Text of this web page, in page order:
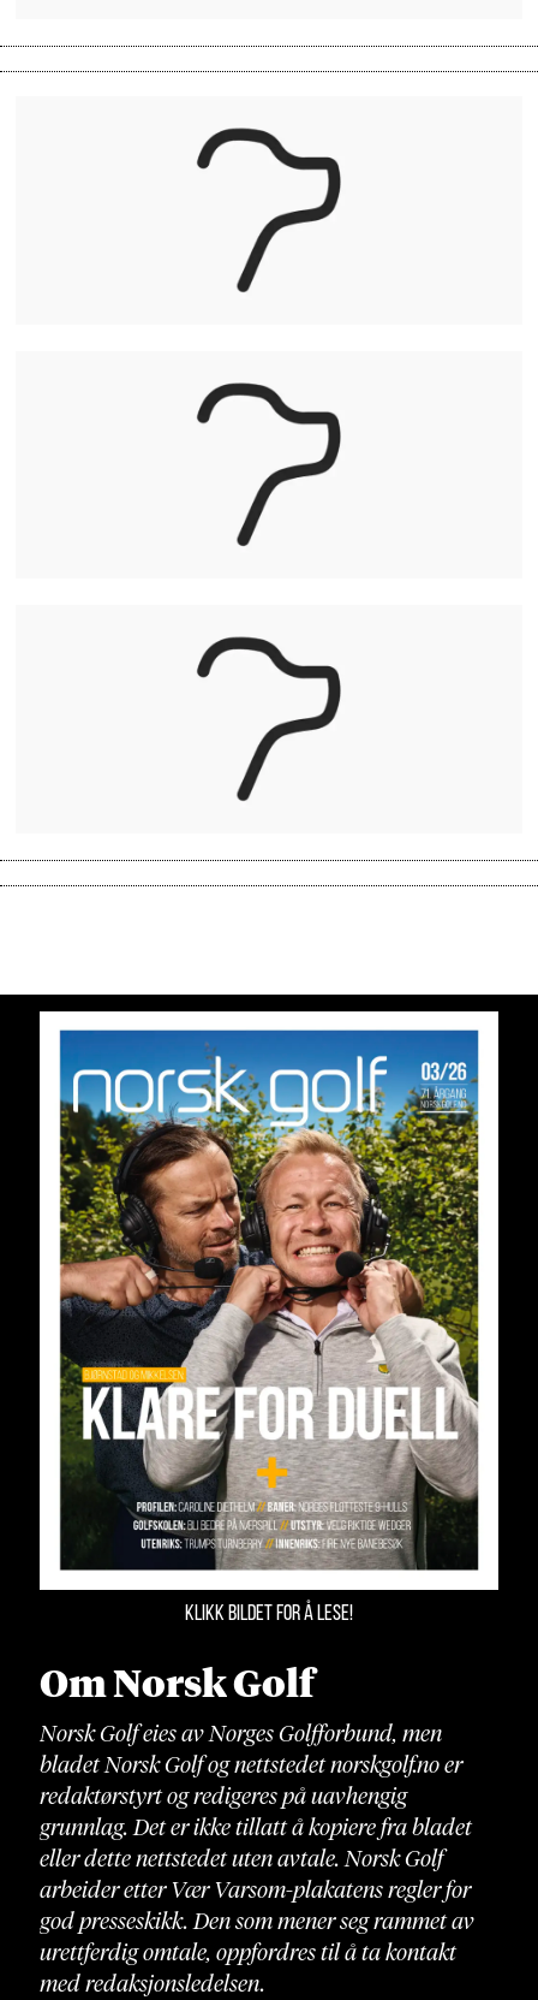
KLIKK BILDET FOR Å LESE!
Om Norsk Golf
Norsk Golf eies av Norges Golfforbund, men
bladet Norsk Golf og nettstedet norskgolf.no er
redaktørstyrt og redigeres på uavhengig
grunnlag. Det er ikke tillatt å kopiere fra bladet
eller dette nettstedet uten avtale. Norsk Golf
arbeider etter Vær Varsom-plakatens regler for
god presseskikk. Den som mener seg rammet av
urettferdig omtale, oppfordres til å ta kontakt
med redaksjonsledelsen.